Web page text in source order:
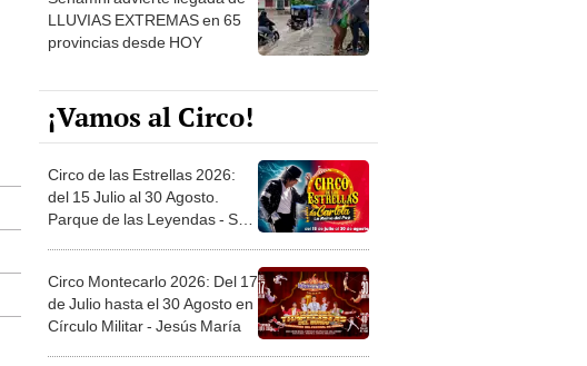
LLUVIAS EXTREMAS en 65
provincias desde HOY
¡Vamos al Circo!
Circo de las Estrellas 2026:
del 15 Julio al 30 Agosto.
Parque de las Leyendas - San
Circo Montecarlo 2026: Del 17
de Julio hasta el 30 Agosto en
Círculo Militar - Jesús María